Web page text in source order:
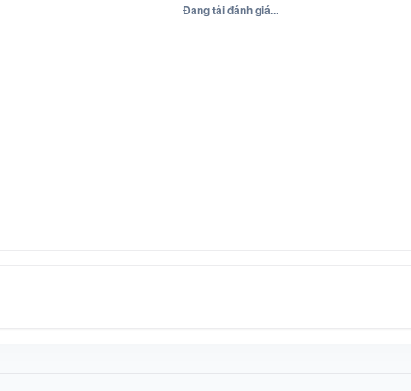
Đang tải đánh giá...